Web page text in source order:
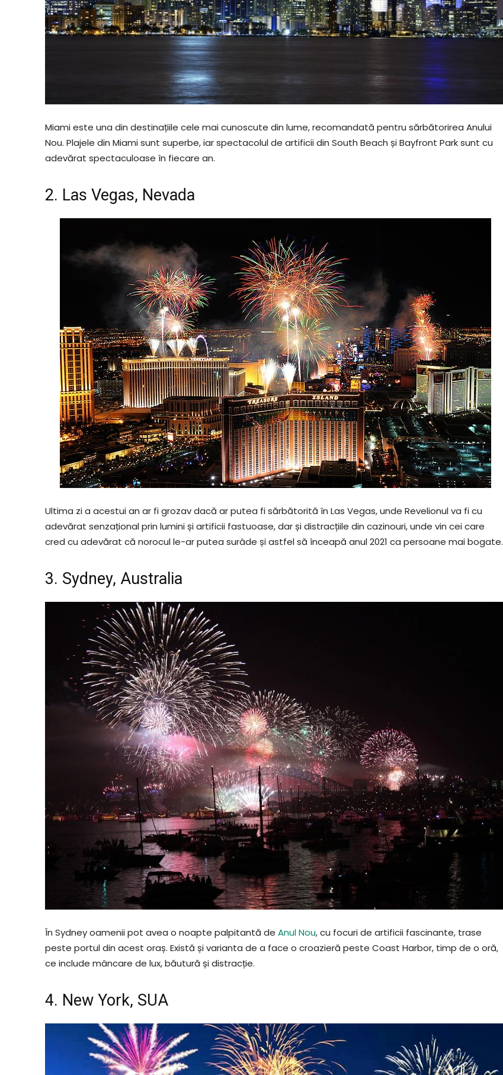
Miami este una din destinațiile cele mai cunoscute din lume, recomandată pentru sărbătorirea Anului
Nou. Plajele din Miami sunt superbe, iar spectacolul de artificii din South Beach și Bayfront Park sunt cu
adevărat spectaculoase în fiecare an.
2. Las Vegas, Nevada
Ultima zi a acestui an ar fi grozav dacă ar putea fi sărbătorită în Las Vegas, unde Revelionul va fi cu
adevărat senzațional prin lumini și artificii fastuoase, dar și distracțiile din cazinouri, unde vin cei care
cred cu adevărat că norocul le-ar putea surâde și astfel să înceapă anul 2021 ca persoane mai bogate.
3. Sydney, Australia
În Sydney oamenii pot avea o noapte palpitantă de Anul Nou, cu focuri de artificii fascinante, trase
peste portul din acest oraș. Există și varianta de a face o croazieră peste Coast Harbor, timp de o oră,
ce include mâncare de lux, băutură și distracție.
4. New York, SUA